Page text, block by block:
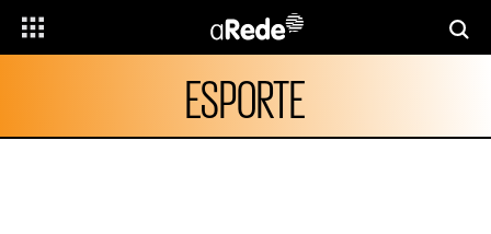
ESPORTE